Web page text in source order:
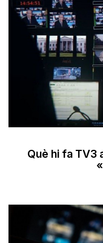
Què hi fa TV3